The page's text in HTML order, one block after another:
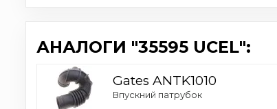
АНАЛОГИ "35595 UCEL":
Gates ANTK1010
Впускний патрубок